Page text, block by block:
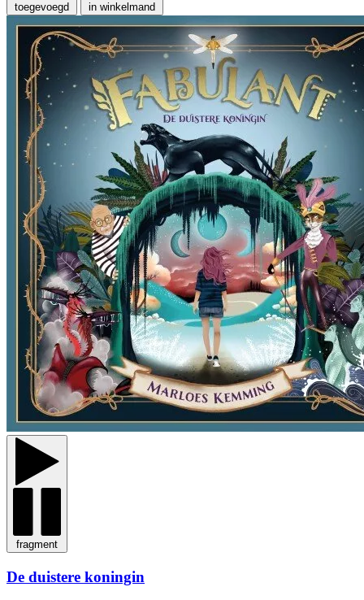
toegevoegd in winkelmand
fragment
De duistere koningin